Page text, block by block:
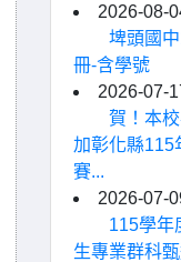
2026-08-
埤頭國
冊-含學號
2026-07-
賀！本
加彰化縣115
賽...
2026-07-
115學年
生專業群科